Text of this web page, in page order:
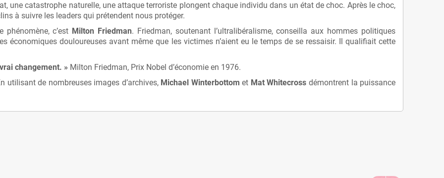
une catastrophe naturelle, une attaque terroriste plongent chaque individu dans un état de choc. Après le choc,
à suivre les leaders qui prétendent nous protéger.
c’est Milton Friedman. Friedman, soutenant l’ultralibéralisme, conseilla aux hommes politiques
économiques douloureuses avant même que les victimes n’aient eu le temps de se ressaisir. Il qualifiait cette
changement. » Milton Friedman, Prix Nobel d’économie en 1976.
utilisant de nombreuses images d’archives, Michael Winterbottom et Mat Whitecross démontrent la puissance